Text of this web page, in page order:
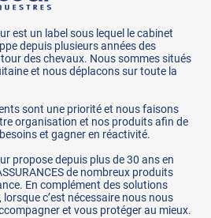
est un label sous lequel le cabinet
depuis plusieurs années des
des chevaux. Nous sommes situés
et nous déplacons sur toute la
sont une priorité et nous faisons
organisation et nos produits afin de
et gagner en réactivité.
propose depuis plus de 30 ans en
de nombreux produits
En complément des solutions
c’est nécessaire nous nous
et vous protéger au mieux.